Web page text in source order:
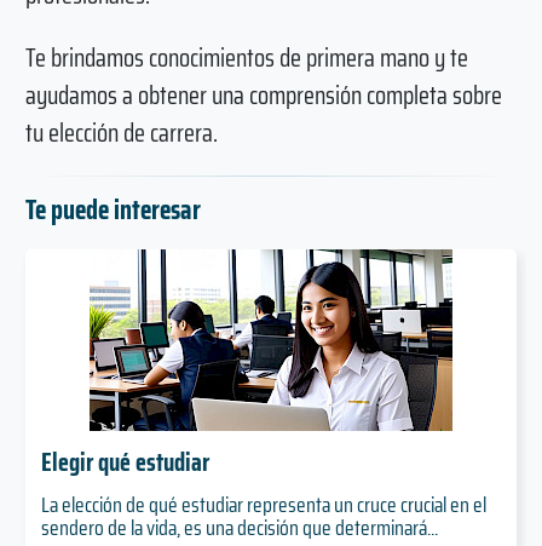
Te brindamos conocimientos de primera mano y te
ayudamos a obtener una comprensión completa sobre
tu elección de carrera.
Te puede interesar
Elegir qué estudiar
La elección de qué estudiar representa un cruce crucial en el
sendero de la vida, es una decisión que determinará...